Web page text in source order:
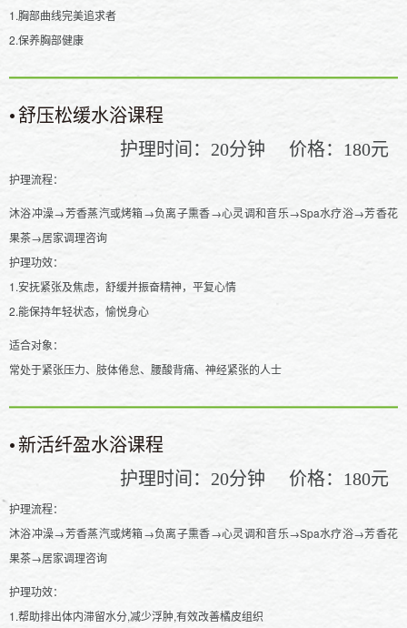
1.胸部曲线完美追求者
2.保养胸部健康
•舒压松缓水浴课程
护理时间： 20分钟 价格： 180元
护理流程：
沐浴冲澡→芳香蒸汽或烤箱→负离子熏香→心灵调和音乐→Spa水疗浴→芳香花
果茶→居家调理咨询
护理功效：
1.安抚紧张及焦虑，舒缓并振奋精神，平复心情
2.能保持年轻状态，愉悦身心
适合对象：
常处于紧张压力、肢体倦怠、腰酸背痛、神经紧张的人士
•新活纤盈水浴课程
护理时间： 20分钟 价格： 180元
护理流程：
沐浴冲澡→芳香蒸汽或烤箱→负离子熏香→心灵调和音乐→Spa水疗浴→芳香花
果茶→居家调理咨询
护理功效：
1.帮助排出体内滞留水分,减少浮肿,有效改善橘皮组织